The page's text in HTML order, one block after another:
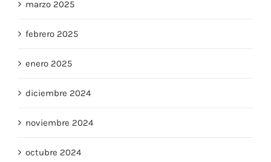
marzo 2025
febrero 2025
enero 2025
diciembre 2024
noviembre 2024
octubre 2024